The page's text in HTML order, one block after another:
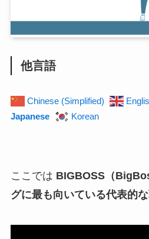
他言語
Chinese (Simplified)
Japanese
Korean
ここでは BIGBOSS（
グに最も向いている代表的